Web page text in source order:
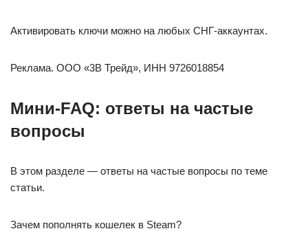
Активировать ключи можно на любых СНГ-аккаунтах.
Реклама. ООО «3В Трейд», ИНН 9726018854
Мини-FAQ: ответы на частые
вопросы
В этом разделе — ответы на частые вопросы по теме
статьи.
Зачем пополнять кошелек в Steam?